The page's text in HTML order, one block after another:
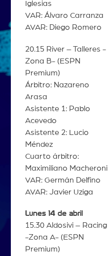
Iglesias
VAR: Álvaro Carranza
AVAR: Diego Romero
20.15 River – Talleres -
Zona B- (ESPN
Premium)
Árbitro: Nazareno
Arasa
Asistente 1: Pablo
Acevedo
Asistente 2: Lucio
Méndez
Cuarto árbitro:
Maximiliano Macheroni
VAR: Germán Delfino
AVAR: Javier Uziga
Lunes 14 de abril
15.30 Aldosivi – Racing
-Zona A- (ESPN
Premium)